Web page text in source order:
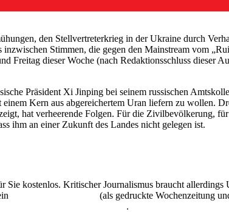
den Stellvertreterkrieg in der Ukraine durch
Stimmen, die gegen den Mainstream vom
Freitag dieser Woche (nach Redaktionsschluss
Präsident Xi Jinping bei seinem russischen
Kern aus abgereichertem Uran liefern zu wollen.
hat verheerende Folgen. Für die Zivilbevölkerung,
ihm an einer Zukunft des Landes nicht gelegen ist.
Sie kostenlos. Kritischer Journalismus braucht
(als gedruckte Wochenzeitung
.